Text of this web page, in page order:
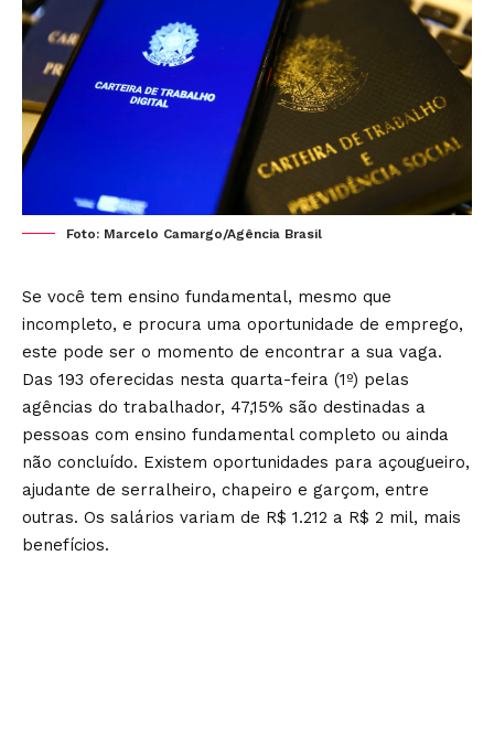
Foto: Marcelo Camargo/Agência Brasil
Se você tem ensino fundamental, mesmo que
incompleto, e procura uma oportunidade de emprego,
este pode ser o momento de encontrar a sua vaga.
Das 193 oferecidas nesta quarta-feira (1º) pelas
agências do trabalhador, 47,15% são destinadas a
pessoas com ensino fundamental completo ou ainda
não concluído. Existem oportunidades para açougueiro,
ajudante de serralheiro, chapeiro e garçom, entre
outras. Os salários variam de R$ 1.212 a R$ 2 mil, mais
benefícios.